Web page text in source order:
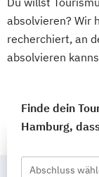
absolvieren? Wir
recherchiert, an
absolvieren
Finde dein
Hamburg,
Abschluss